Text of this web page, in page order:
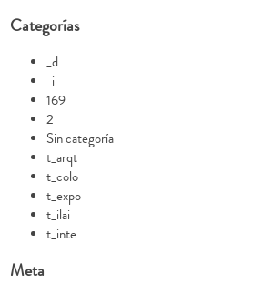
Categorías
_d
_i
169
2
Sin categoría
t_arqt
t_colo
t_expo
t_ilai
t_inte
Meta